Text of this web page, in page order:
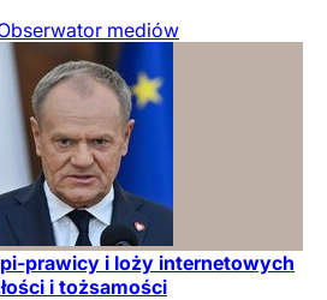
mediów
prawicy i loży internetowych
i tożsamości